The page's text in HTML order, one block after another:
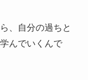
、自分の過ちと
んでいくんで